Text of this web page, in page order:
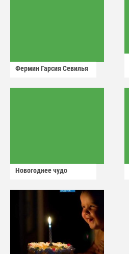
Фермин Гарсия Севилья
Новогоднее чудо